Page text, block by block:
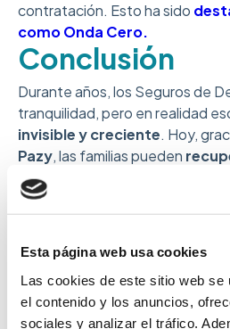
Esta página web usa cookies
Las cookies de este sitio web se
el contenido y los anuncios,
sociales y analizar el tráfico.
contratación. Esto ha sido
como Onda Cero.
Conclusión
Durante años, los Seguros de
tranquilidad, pero en realidad
invisible y creciente. Hoy,
Pazy, las familias pueden
decidir cómo quieren que sea
solo por lo que realmente
Preguntas
1. ¿Por qué suben tanto
Decesos con los años?